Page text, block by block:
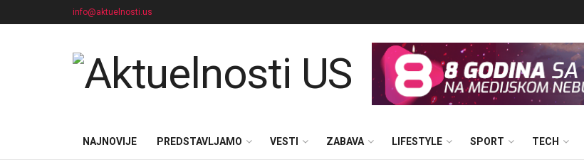
info@aktuelnosti.us
NAJNOVIJE PREDSTAVLJAMO VESTI ZABAVA LIFESTYLE SPORT TECH